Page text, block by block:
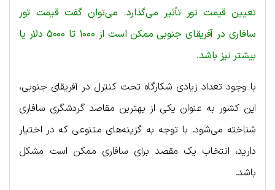
تعیین قیمت تور تأثیر می‌گذارد. می‌توان گفت قیمت تور
سافاری در آفریقای جنوبی ممکن است از ۱۰۰۰ تا ۵۰۰۰ دلار یا
بیشتر نیز باشد.
با وجود تعداد زیادی شکارگاه تحت کنترل در آفریقای جنوبی،
این کشور به عنوان یکی از بهترین مقاصد گردشگری سافاری
شناخته می‌شود. با توجه به گزینه‌های متنوعی که در اختیار
دارید، انتخاب یک مقصد برای سافاری ممکن است مشکل
باشد.